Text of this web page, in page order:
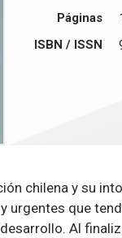
Páginas
ISBN / ISSN
chilena y su
urgentes que
Al